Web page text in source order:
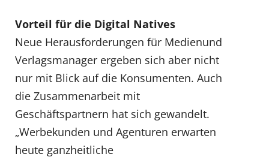
Vorteil für die Digital Natives
Neue Herausforderungen für Medienund
Verlagsmanager ergeben sich aber nicht
nur mit Blick auf die Konsumenten. Auch
die Zusammenarbeit mit
Geschäftspartnern hat sich gewandelt.
„Werbekunden und Agenturen erwarten
heute ganzheitliche